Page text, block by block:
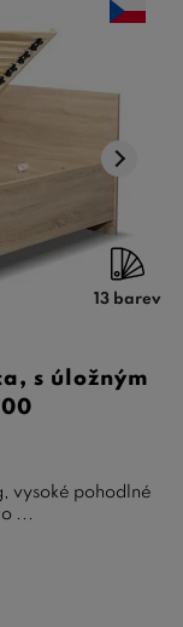
13 barev
s úložným
vysoké pohodlné
...